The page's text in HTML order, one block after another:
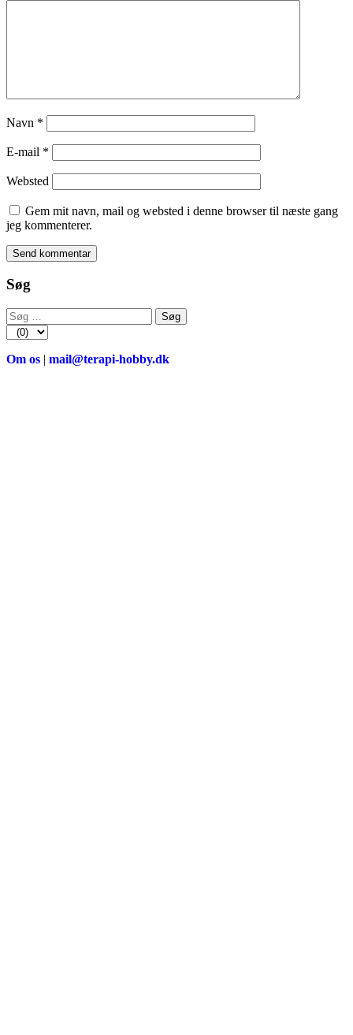
Navn *
E-mail *
Websted
Gem mit navn, mail og websted i denne browser til næste gang
jeg kommenterer.
Søg
Søg
efter:
Om os | mail@terapi-hobby.dk